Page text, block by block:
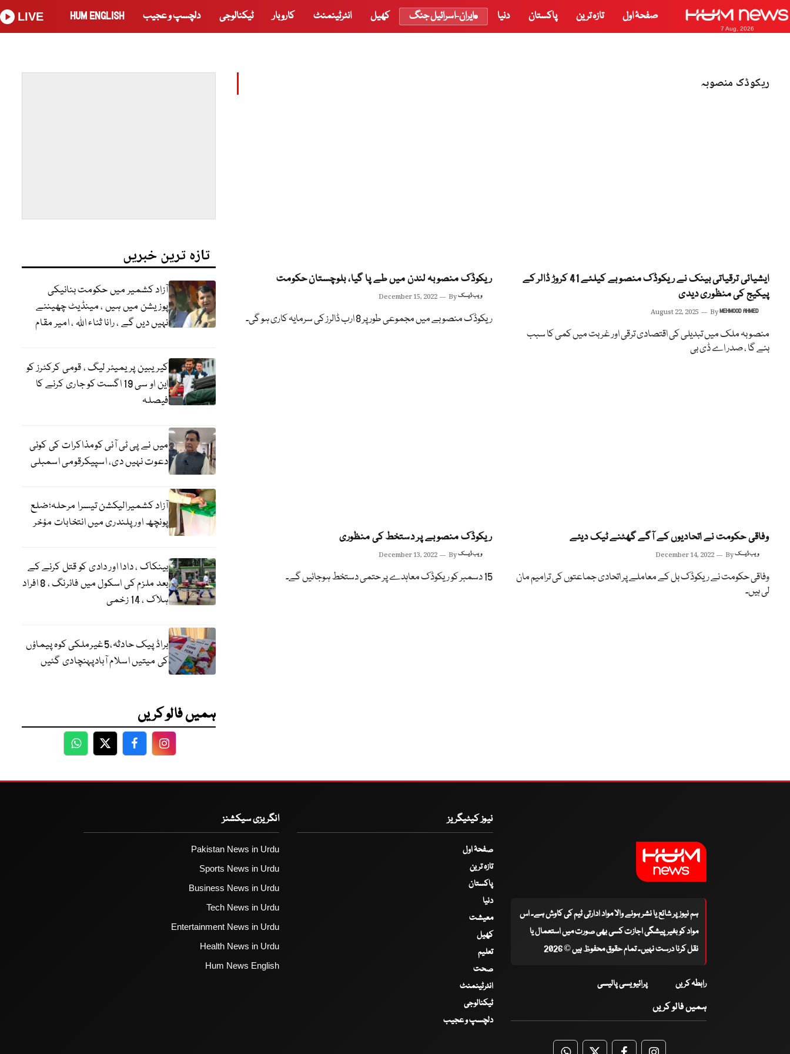
7 Aug, 2026
صفحۂ اول تازہ ترین پاکستان دنیا ایران-اسرائیل جنگ کھیل انٹرٹینمنٹ کاروبار ٹیکنالوجی دلچسپ و عجیب HUM ENGLISH
LIVE
ریکوڈک منصوبہ
ایشیائی ترقیاتی بینک نے ریکوڈک منصوبے کیلئے 41 کروڑ ڈالر کے
پیکیج کی منظوری دیدی
August 22, 2025 ByMEHMOOD AHMED
منصوبہ ملک میں تبدیلی کی اقتصادی ترقی اور غربت میں کمی کا سبب
بنے گا ، صدر اے ڈی بی
ریکوڈک منصوبہ لندن میں طے پا گیا، بلوچستان حکومت
December 15, 2022 Byویب ڈیسک
ریکوڈک منصوبے میں مجموعی طور پر 8 ارب ڈالرز کی سرمایہ کاری ہو گی۔
وفاقی حکومت نے اتحادیوں کے آگے گھٹنے ٹیک دیئے
December 14, 2022 Byویب ڈیسک
وفاقی حکومت نے ریکوڈک بل کے معاملے پر اتحادی جماعتوں کی ترامیم مان
لی ہیں۔
ریکوڈک منصوبے پر دستخط کی منظوری
December 13, 2022 Byویب ڈیسک
15 دسمبر کو ریکوڈک معاہدے پر حتمی دستخط ہوجائیں گے۔
تازہ ترین خبریں
آزاد کشمیر میں حکومت بنانیکی
پوزیشن میں ہیں ، مینڈیٹ چھیننے
نہیں دیں گے ، رانا ثناء اللہ ، امیر مقام
کیریبین پریمیئر لیگ ، قومی کرکٹرز کو
این او سی 19 اگست کو جاری کرنے کا
فیصلہ
میں نے پی ٹی آئی کومذاکرات کی کوئی
دعوت نہیں دی، اسپیکرقومی اسمبلی
آزاد کشمیرالیکشن تیسرا مرحلہ؛ضلع
پونچھ اور پلندری میں انتخابات مؤخر
بینکاک ، دادا اور دادی کو قتل کرنے کے
بعد ملزم کی اسکول میں فائرنگ ، 8 افراد
ہلاک ، 14 زخمی
براڈ پیک حادثہ،5غیرملکی کوہ پیماؤں
کی میتیں اسلام آبادپہنچادی گئیں
ہمیں فالو کریں
WhatsApp
TwitterFacebookFacebook
ہم نیوز پر شائع یا نشر ہونے والا مواد ادارتی ٹیم کی کاوش ہے۔ اس
مواد کو بغیر پیشگی اجازت کسی بھی صورت میں استعمال یا
نقل کرنا درست نہیں۔ تمام حقوق محفوظ ہیں © 2026
رابطہ کریں پرائیویسی پالیسی
ہمیں فالو کریں
نیوز کیٹیگریز
صفحۂ اول
تازہ ترین
پاکستان
دنیا
معیشت
کھیل
تعلیم
صحت
انٹرٹینمنٹ
ٹیکنالوجی
دلچسپ و عجیب
انگریزی سیکشنز
Pakistan News in Urdu
Sports News in Urdu
Business News in Urdu
Tech News in Urdu
Entertainment News in Urdu
Health News in Urdu
Hum News English